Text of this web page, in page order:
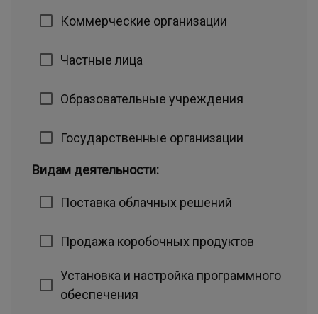
Коммерческие организации
Частные лица
Образовательные учреждения
Государственные организации
Видам деятельности:
Поставка облачных решений
Продажа коробочных продуктов
Установка и настройка программного
обеспечения